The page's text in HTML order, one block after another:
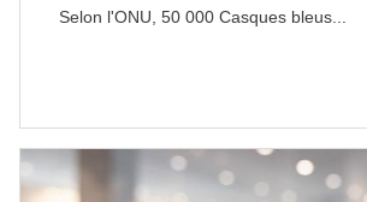
Selon l'ONU, 50 000 Casques bleus...